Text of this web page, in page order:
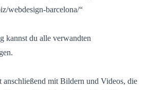
webdesign-barcelona/“
kannst du alle verwandten
anschließend mit Bildern und Videos, die